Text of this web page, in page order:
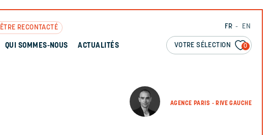
FR EN
VOTRE SÉLECTION 0
ÊTRE RECONTACTÉ
QUI SOMMES-NOUS ACTUALITÉS
AGENCE PARIS - RIVE GAUCHE